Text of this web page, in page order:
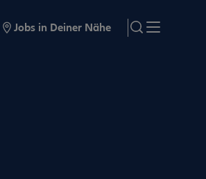
Jobs in Deiner Nähe search